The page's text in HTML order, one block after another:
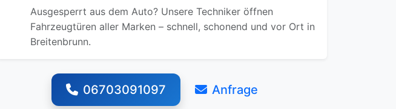
Ausgesperrt aus dem Auto? Unsere Techniker öffnen
Fahrzeugtüren aller Marken – schnell, schonend und vor Ort in
Breitenbrunn.
06703091097 Anfrage